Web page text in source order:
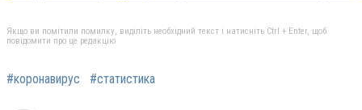
Якщо ви помітили помилку, виділіть необхідний текст і натисніть Ctrl + Enter, щоб
повідомити про це редакцію
#коронавирус #статистика